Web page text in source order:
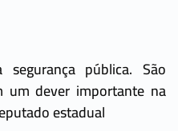
pública. São
um dever importante na
estadual